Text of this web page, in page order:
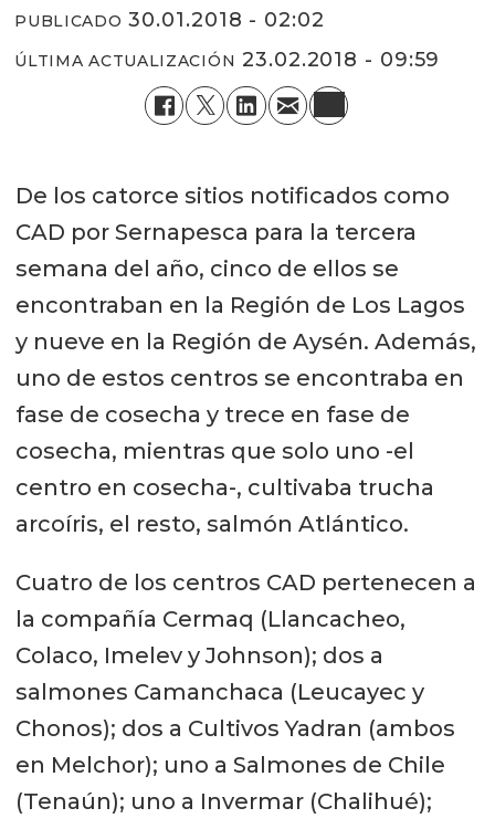
PUBLICADO 30.01.2018 - 02:02
ÚLTIMA ACTUALIZACIÓN 23.02.2018 - 09:59
De los catorce sitios notificados como
CAD por Sernapesca para la tercera
semana del año, cinco de ellos se
encontraban en la Región de Los Lagos
y nueve en la Región de Aysén. Además,
uno de estos centros se encontraba en
fase de cosecha y trece en fase de
cosecha, mientras que solo uno -el
centro en cosecha-, cultivaba trucha
arcoíris, el resto, salmón Atlántico.
Cuatro de los centros CAD pertenecen a
la compañía Cermaq (Llancacheo,
Colaco, Imelev y Johnson); dos a
salmones Camanchaca (Leucayec y
Chonos); dos a Cultivos Yadran (ambos
en Melchor); uno a Salmones de Chile
(Tenaún); uno a Invermar (Chalihué);